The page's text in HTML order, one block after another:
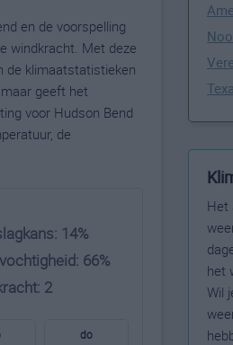
en de voorspelling
windkracht. Met deze
de klimaatstatistieken
geeft het
voor Hudson Bend
de
14%
66%
2
do
Het
het
Wil